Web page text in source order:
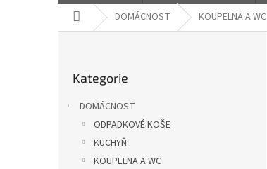
Domů DOMÁCNOST KOUPELNA A WC
kategorie
Kategorie
DOMÁCNOST
ODPADKOVÉ KOŠE
KUCHYŇ
KOUPELNA A WC